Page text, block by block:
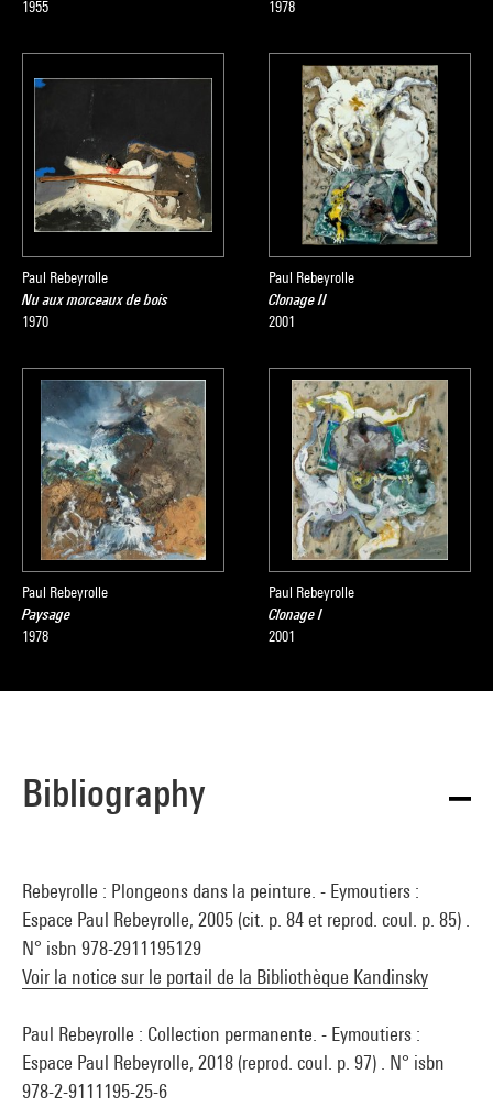
1955 1978
Paul Rebeyrolle
Nu aux morceaux de bois
1970
Paul Rebeyrolle
Clonage II
2001
Paul Rebeyrolle
Paysage
1978
Paul Rebeyrolle
Clonage I
2001
Bibliography
Rebeyrolle : Plongeons dans la peinture. - Eymoutiers :
Espace Paul Rebeyrolle, 2005 (cit. p. 84 et reprod. coul. p. 85) .
N° isbn 978-2911195129
Voir la notice sur le portail de la Bibliothèque Kandinsky
Paul Rebeyrolle : Collection permanente. - Eymoutiers :
Espace Paul Rebeyrolle, 2018 (reprod. coul. p. 97) . N° isbn
978-2-9111195-25-6